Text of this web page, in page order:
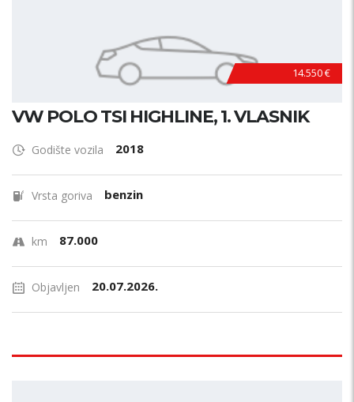
14.550 €
VW POLO TSI HIGHLINE, 1. VLASNIK
Godište vozila 2018
Vrsta goriva benzin
km 87.000
Objavljen 20.07.2026.